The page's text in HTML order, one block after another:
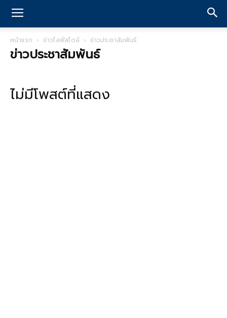
หน้าแรก ข่าวไลฟ์สไตล์ ข่าวประชาสัมพันธ์
ข่าวประชาสัมพันธ์
ไม่มีโพสต์ที่แสดง